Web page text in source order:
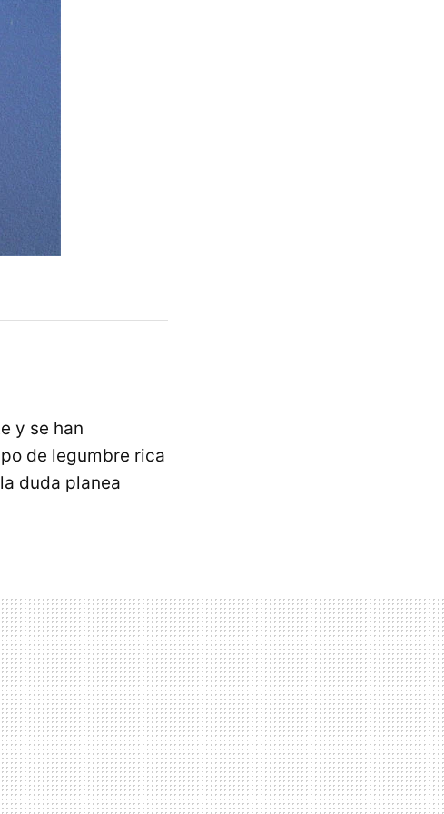
y se han
de legumbre rica
duda planea